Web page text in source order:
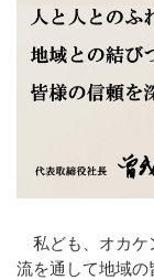
私ども、オカケ
流を通して地域の